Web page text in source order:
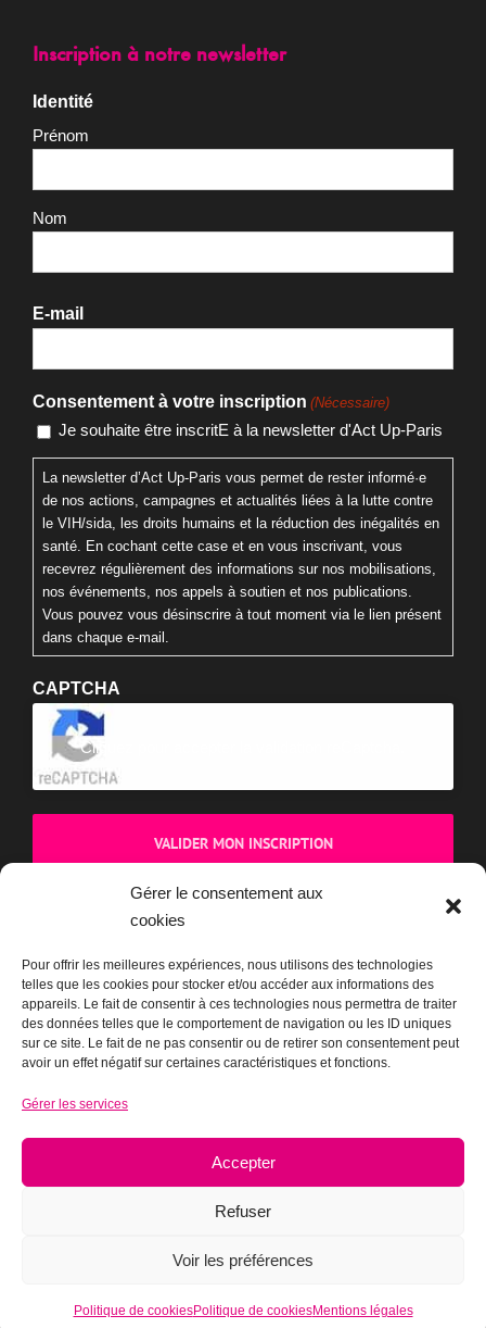
Gérer le consentement aux
cookies
Pour offrir les meilleures expériences, nous utilisons des technologies
telles que les cookies pour stocker et/ou accéder aux informations des
appareils. Le fait de consentir à ces technologies nous permettra de traiter
des données telles que le comportement de navigation ou les ID uniques
sur ce site. Le fait de ne pas consentir ou de retirer son consentement peut
avoir un effet négatif sur certaines caractéristiques et fonctions.
Gérer les services
Accepter
Refuser
Voir les préférences
Politique de cookiesPolitique de cookiesMentions légales
Inscription à notre newsletter
Identité
Prénom
Nom
E-mail
Consentement à votre inscription (Nécessaire)
Je souhaite être inscritE à la newsletter d'Act Up-Paris
La newsletter d’Act Up-Paris vous permet de rester informé·e
de nos actions, campagnes et actualités liées à la lutte contre
le VIH/sida, les droits humains et la réduction des inégalités en
santé. En cochant cette case et en vous inscrivant, vous
recevrez régulièrement des informations sur nos mobilisations,
nos événements, nos appels à soutien et nos publications.
Vous pouvez vous désinscrire à tout moment via le lien présent
dans chaque e-mail.
CAPTCHA
Cliquez pour accepter la validation reCaptcha.
BOUTIQUE
Mentions légales| Plan du site|Ancien site actupparis.org (2003-2017)